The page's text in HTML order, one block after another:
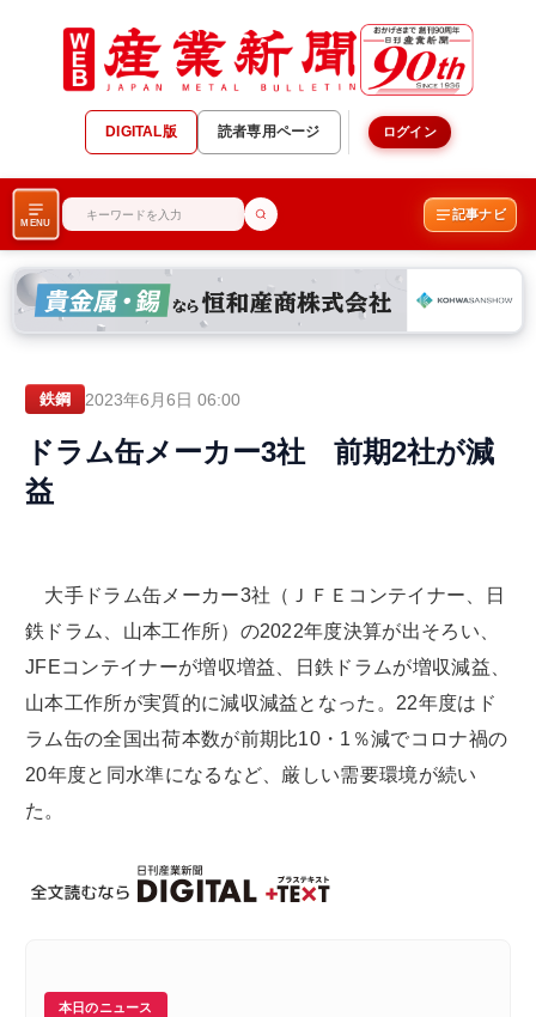
DIGITAL版 読者専用ページ ログイン
MENU
記事ナビ
鉄鋼 2023年6月6日 06:00
ドラム缶メーカー3社 前期2社が減
益
大手ドラム缶メーカー3社（ＪＦＥコンテイナー、日
鉄ドラム、山本工作所）の2022年度決算が出そろい、
JFEコンテイナーが増収増益、日鉄ドラムが増収減益、
山本工作所が実質的に減収減益となった。22年度はド
ラム缶の全国出荷本数が前期比10・1％減でコロナ禍の
20年度と同水準になるなど、厳しい需要環境が続い
た。
本日のニュース